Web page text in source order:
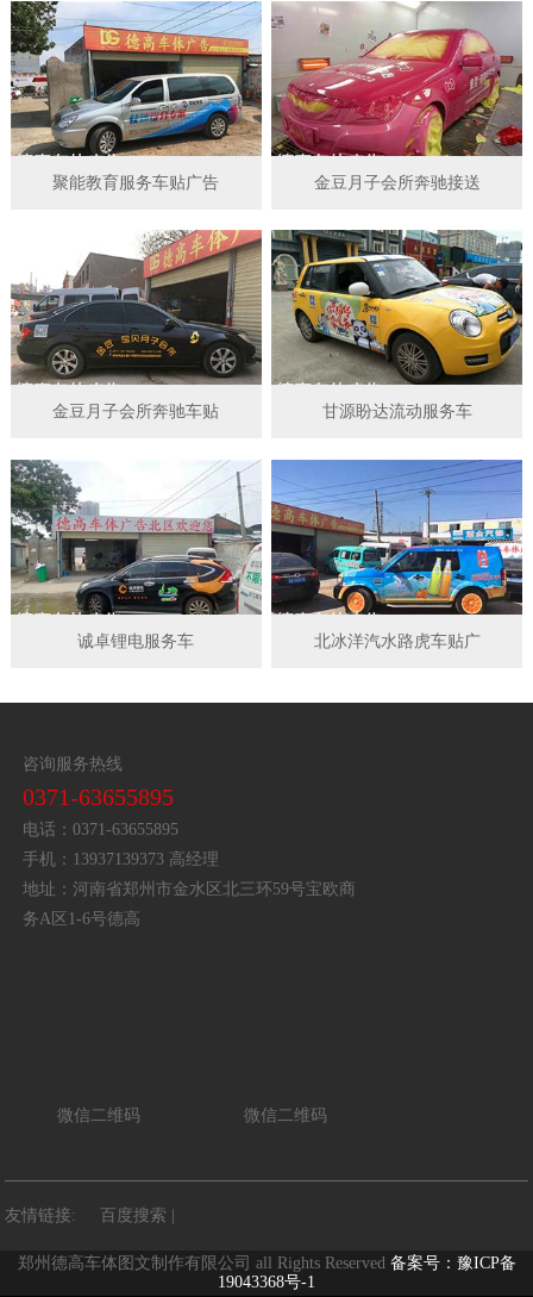
聚能教育服务车贴广告 金豆月子会所奔驰接送
金豆月子会所奔驰车贴 甘源盼达流动服务车
诚卓锂电服务车 北冰洋汽水路虎车贴广
咨询服务热线
0371-63655895
电话：0371-63655895
手机：13937139373 高经理
地址：河南省郑州市金水区北三环59号宝欧商
务A区1-6号德高
微信二维码 微信二维码
友情链接: 百度搜索 |
郑州德高车体图文制作有限公司 all Rights Reserved 备案号：豫ICP备
19043368号-1